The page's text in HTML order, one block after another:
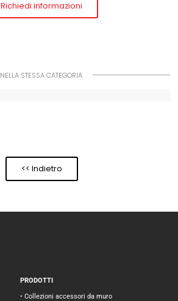
Richiedi informazioni
NELLA STESSA CATEGORIA
<< Indietro
PRODOTTI
• Collezioni accessori da muro